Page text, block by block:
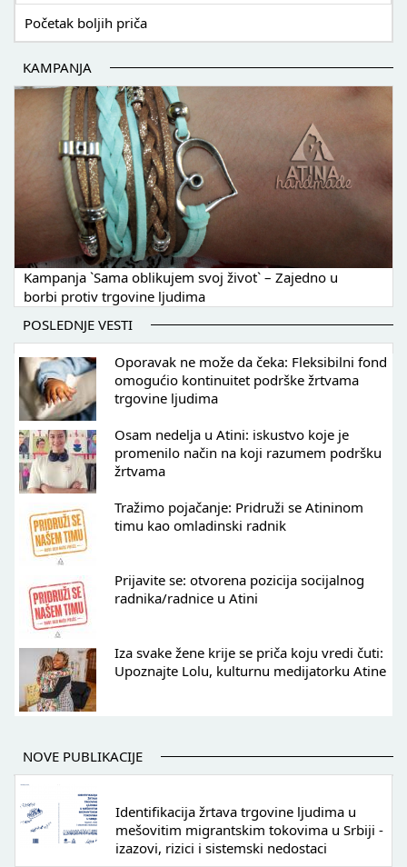
Početak boljih priča
KAMPANJA
Kampanja `Sama oblikujem svoj život` – Zajedno u
borbi protiv trgovine ljudima
POSLEDNJE VESTI
Oporavak ne može da čeka: Fleksibilni fond
omogućio kontinuitet podrške žrtvama
trgovine ljudima
Osam nedelja u Atini: iskustvo koje je
promenilo način na koji razumem podršku
žrtvama
Tražimo pojačanje: Pridruži se Atininom
timu kao omladinski radnik
Prijavite se: otvorena pozicija socijalnog
radnika/radnice u Atini
Iza svake žene krije se priča koju vredi čuti:
Upoznajte Lolu, kulturnu medijatorku Atine
NOVE PUBLIKACIJE
Identifikacija žrtava trgovine ljudima u
mešovitim migrantskim tokovima u Srbiji -
izazovi, rizici i sistemski nedostaci